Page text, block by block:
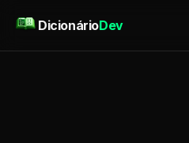
DicionárioDev